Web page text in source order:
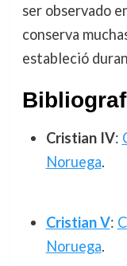
ser observado
conserva
estableció
Cristian IV:
Noruega.
Cristian V:
Noruega.